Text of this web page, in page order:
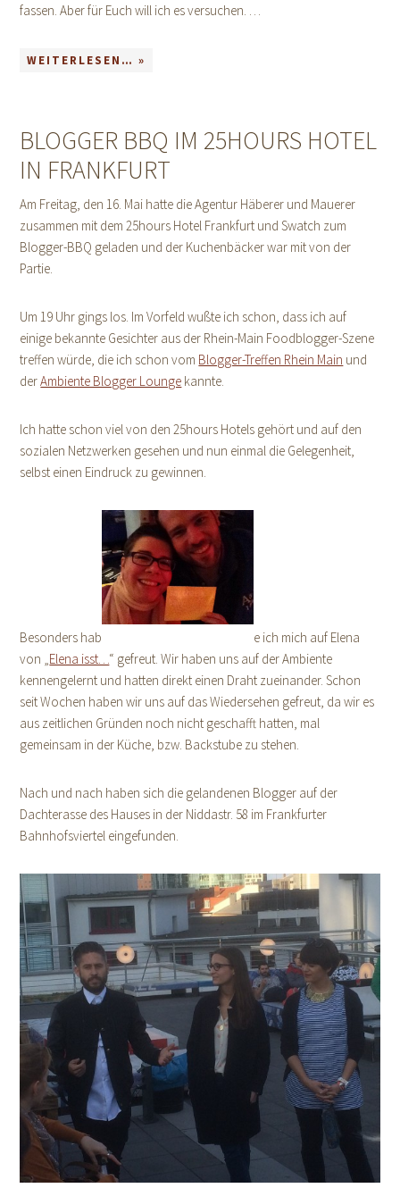
fassen. Aber für Euch will ich es versuchen. …
WEITERLESEN… »
BLOGGER BBQ IM 25HOURS HOTEL
IN FRANKFURT
Am Freitag, den 16. Mai hatte die Agentur Häberer und Mauerer
zusammen mit dem 25hours Hotel Frankfurt und Swatch zum
Blogger-BBQ geladen und der Kuchenbäcker war mit von der
Partie.
Um 19 Uhr gings los. Im Vorfeld wußte ich schon, dass ich auf
einige bekannte Gesichter aus der Rhein-Main Foodblogger-Szene
treffen würde, die ich schon vom Blogger-Treffen Rhein Main und
derAmbiente Blogger Lounge kannte.
Ich hatte schon viel von den 25hours Hotels gehört und auf den
sozialen Netzwerken gesehen und nun einmal die Gelegenheit,
selbst einen Eindruck zu gewinnen.
Besonders hab
e ich mich auf Elena
von „ Elena isst… “ gefreut. Wir haben uns auf der Ambiente
kennengelernt und hatten direkt einen Draht zueinander. Schon
seit Wochen haben wir uns auf das Wiedersehen gefreut, da wir es
aus zeitlichen Gründen noch nicht geschafft hatten, mal
gemeinsam in der Küche, bzw. Backstube zu stehen.
Nach und nach haben sich die gelandenen Blogger auf der
Dachterasse des Hauses in der Niddastr. 58 im Frankfurter
Bahnhofsviertel eingefunden.